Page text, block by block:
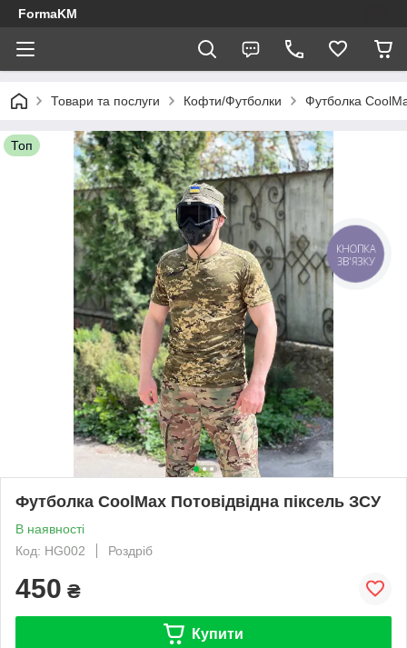
FormaKM
Товари та послуги Кофти/Футболки Футболка
Топ
Футболка CoolMax Потовідвідна піксель ЗСУ
В наявності
Код: HG002
Роздріб
450 ₴
Купити
КНОПКА
ЗВ'ЯЗКУ